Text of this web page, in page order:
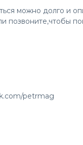
можно долго и
позвоните,чтобы
petrmag